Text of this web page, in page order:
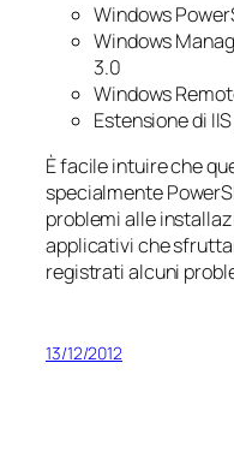
Windows
Windows
3.0
Windows
Estensione di
È facile intuire che
specialmente
problemi alle
applicativi che
registrati alcuni
13/12/2012